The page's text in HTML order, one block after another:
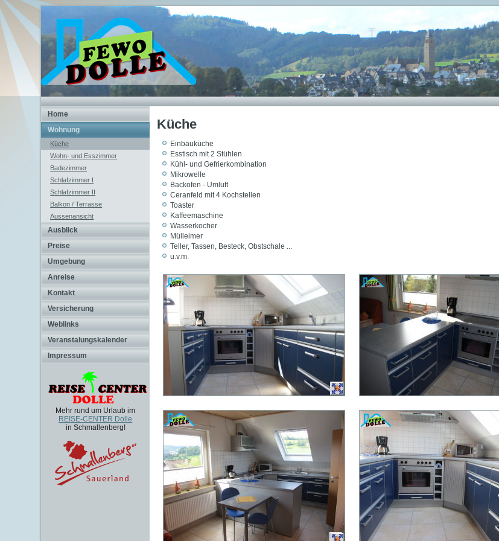
Home
Wohnung
Küche
Wohn- und Esszimmer
Badezimmer
Schlafzimmer I
Schlafzimmer II
Balkon / Terrasse
Aussenansicht
Ausblick
Preise
Umgebung
Anreise
Kontakt
Versicherung
Weblinks
Veranstalungskalender
Impressum
Mehr rund um Urlaub im
REISE-CENTER Dolle
in Schmallenberg!
Küche
Einbauküche
Esstisch mit 2 Stühlen
Kühl- und Gefrierkombination
Mikrowelle
Backofen - Umluft
Ceranfeld mit 4 Kochstellen
Toaster
Kaffeemaschine
Wasserkocher
Mülleimer
Teller, Tassen, Besteck, Obstschale ...
u.v.m.